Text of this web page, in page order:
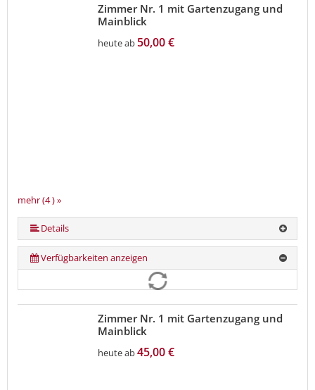
mehr (4 ) »
Zimmer Nr. 1 mit Gartenzugang und
Mainblick
heute ab50,00 €
Details
Verfügbarkeiten anzeigen
Zimmer Nr. 1 mit Gartenzugang und
Mainblick
heute ab45,00 €